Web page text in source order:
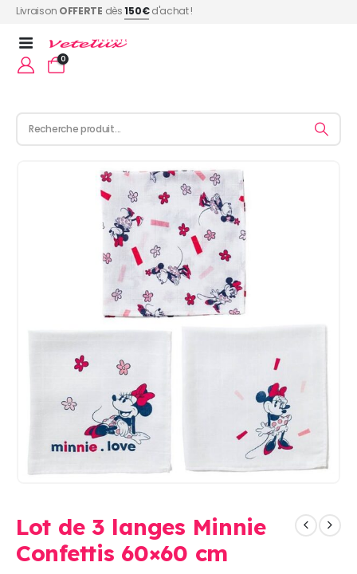
Livraison OFFERTE dès150€d'achat !
0
Lot de 3 langes Minnie
Confettis 60×60 cm